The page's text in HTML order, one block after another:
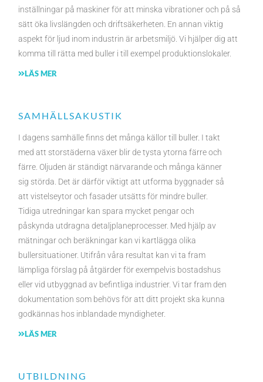
inställningar på maskiner för att minska vibrationer och på så
sätt öka livslängden och driftsäkerheten. En annan viktig
aspekt för ljud inom industrin är arbetsmiljö. Vi hjälper dig att
komma till rätta med buller i till exempel produktionslokaler.
LÄS MER
SAMHÄLLSAKUSTIK
I dagens samhälle finns det många källor till buller. I takt
med att storstäderna växer blir de tysta ytorna färre och
färre. Oljuden är ständigt närvarande och många känner
sig störda. Det är därför viktigt att utforma byggnader så
att vistelseytor och fasader utsätts för mindre buller.
Tidiga utredningar kan spara mycket pengar och
påskynda utdragna detaljplaneprocesser. Med hjälp av
mätningar och beräkningar kan vi kartlägga olika
bullersituationer. Utifrån våra resultat kan vi ta fram
lämpliga förslag på åtgärder för exempelvis bostadshus
eller vid utbyggnad av befintliga industrier. Vi tar fram den
dokumentation som behövs för att ditt projekt ska kunna
godkännas hos inblandade myndigheter.
LÄS MER
UTBILDNING